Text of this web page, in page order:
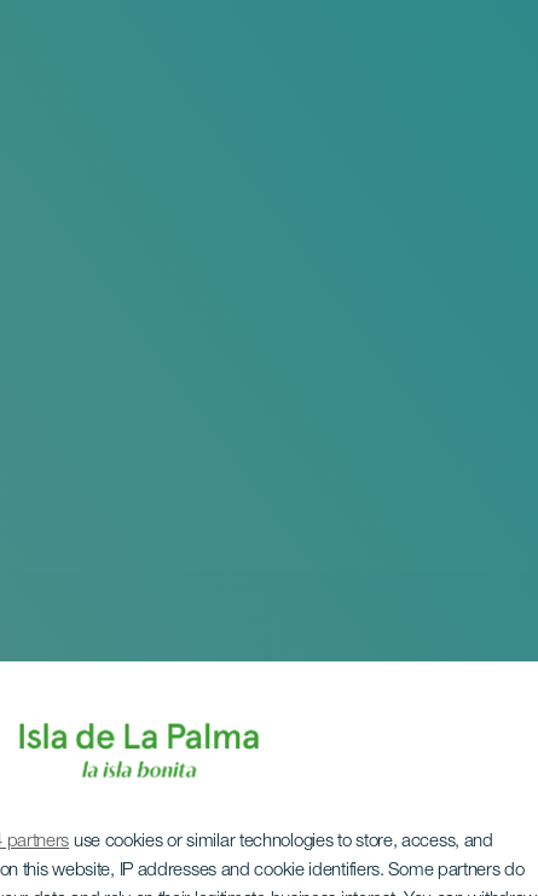
partners use cookies or similar technologies to store, access, and
this website, IP addresses and cookie identifiers. Some partners do